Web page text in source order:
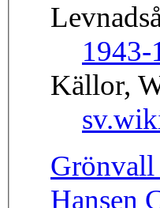
1943-
Källor,
Hansen